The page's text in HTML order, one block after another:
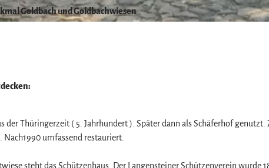
Goldbach und Goldbachwiesen
der Thüringerzeit ( 5. Jahrhundert ). Später dann als Schäferhof
umfassend restauriert.
steht das Schützenhaus. Der Langensteiner Schützenverein wurde